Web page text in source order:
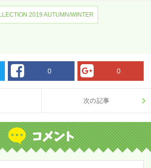
2019 AUTUMN/WINTER
0 0
次の記事